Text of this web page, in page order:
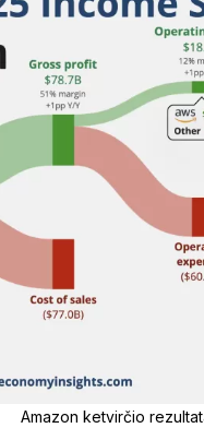
Amazon ketvirčio